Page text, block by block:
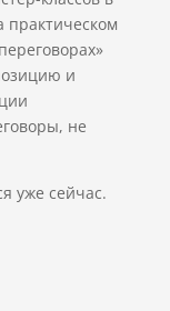
практическом
и
не
уже сейчас.